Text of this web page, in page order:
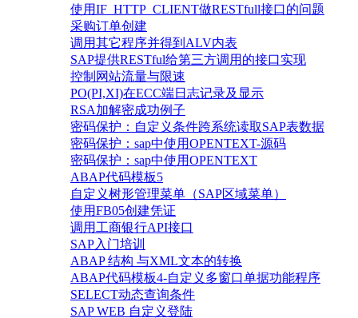
使用IF_HTTP_CLIENT做RESTfull接口的问题
采购订单创建
调用其它程序并得到ALV内表
SAP提供RESTful给第三方调用的接口实现
控制网站流量与限速
PO(PI,XI)在ECC端日志记录及显示
RSA加解密成功例子
密码保护：自定义条件跨系统读取SAP表数据
密码保护：sap中使用OPENTEXT-源码
密码保护：sap中使用OPENTEXT
ABAP代码模板5
自定义树形管理菜单（SAP区域菜单）
使用FB05创建凭证
调用工商银行API接口
SAP入门培训
ABAP 结构 与XML文本的转换
ABAP代码模板4-自定义多窗口单据功能程序
SELECT动态查询条件
SAP WEB 自定义登陆